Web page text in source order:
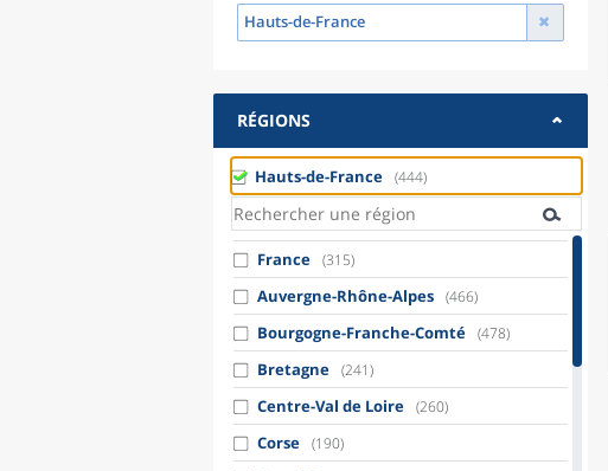
Hauts-de-France
RÉGIONS
Hauts-de-France (444)
France (315)
Auvergne-Rhône-Alpes (466)
Bourgogne-Franche-Comté (478)
Bretagne (241)
Centre-Val de Loire (260)
Corse (190)